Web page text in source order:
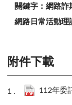
關鍵字：網路詐
網路日常活動理
附件下載
112年委託研